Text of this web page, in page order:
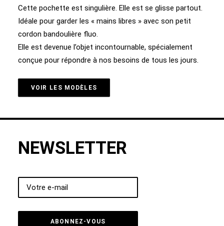
Cette pochette est singulière. Elle est se glisse partout.
Idéale pour garder les « mains libres » avec son petit
cordon bandoulière fluo.
Elle est devenue l’objet incontournable, spécialement
conçue pour répondre à nos besoins de tous les jours.
VOIR LES MODÈLES
NEWSLETTER